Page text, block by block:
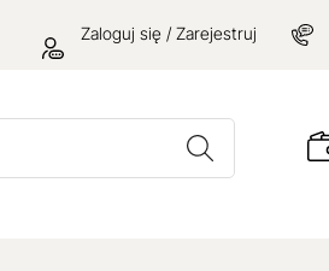
Zaloguj się / Zarejestruj
Wyszukaj